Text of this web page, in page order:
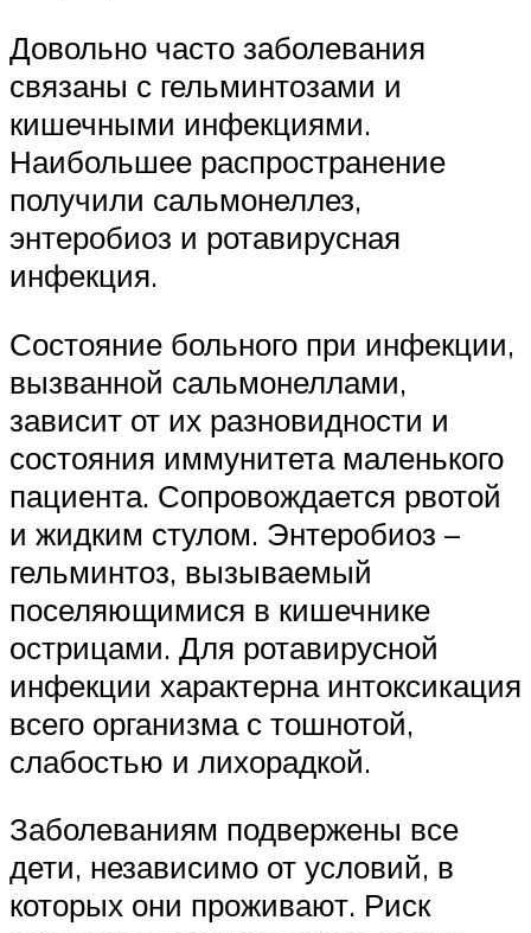
Довольно часто заболевания
связаны с гельминтозами и
кишечными инфекциями.
Наибольшее распространение
получили сальмонеллез,
энтеробиоз и ротавирусная
инфекция.
Состояние больного при инфекции,
вызванной сальмонеллами,
зависит от их разновидности и
состояния иммунитета маленького
пациента. Сопровождается рвотой
и жидким стулом. Энтеробиоз –
гельминтоз, вызываемый
поселяющимися в кишечнике
острицами. Для ротавирусной
инфекции характерна интоксикация
всего организма с тошнотой,
слабостью и лихорадкой.
Заболеваниям подвержены все
дети, независимо от условий, в
которых они проживают. Риск